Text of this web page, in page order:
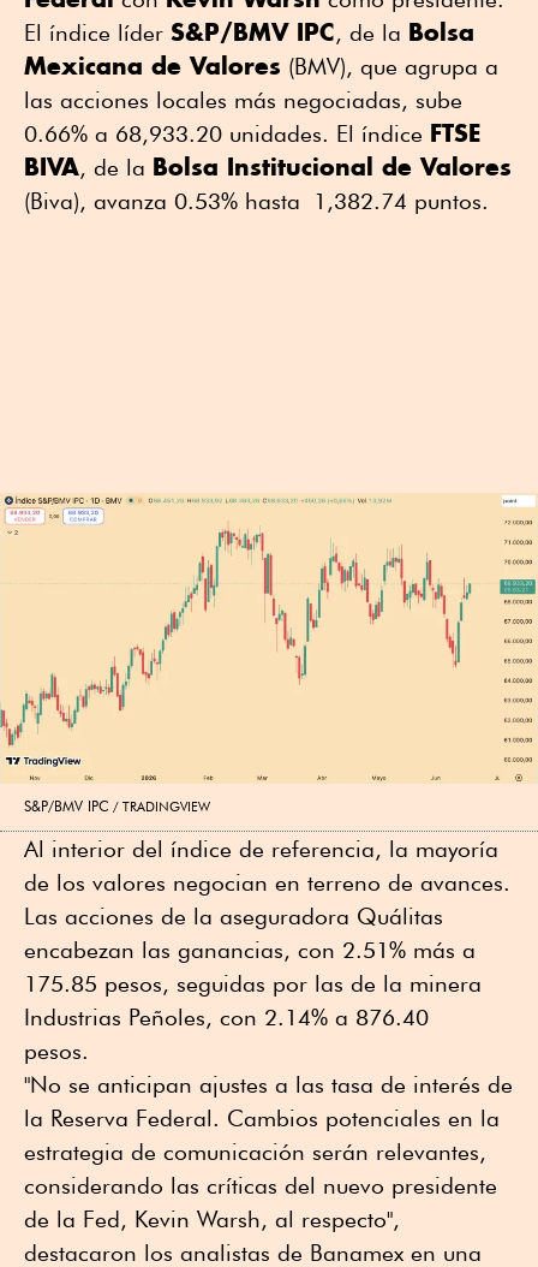
El índice líder S&P/BMV IPC, de la Bolsa
Mexicana de Valores (BMV), que agrupa a
las acciones locales más negociadas, sube
0.66% a 68,933.20 unidades. El índice FTSE
BIVA, de la Bolsa Institucional de Valores
(Biva), avanza 0.53% hasta 1,382.74 puntos.
S&P/BMV IPC TRADINGVIEW
Al interior del índice de referencia, la mayoría
de los valores negocian en terreno de avances.
Las acciones de la aseguradora Quálitas
encabezan las ganancias, con 2.51% más a
175.85 pesos, seguidas por las de la minera
Industrias Peñoles, con 2.14% a 876.40
pesos.
"No se anticipan ajustes a las tasa de interés de
la Reserva Federal. Cambios potenciales en la
estrategia de comunicación serán relevantes,
considerando las críticas del nuevo presidente
de la Fed, Kevin Warsh, al respecto",
destacaron los analistas de Banamex en una